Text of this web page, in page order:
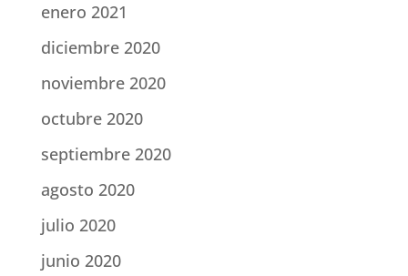
enero 2021
diciembre 2020
noviembre 2020
octubre 2020
septiembre 2020
agosto 2020
julio 2020
junio 2020